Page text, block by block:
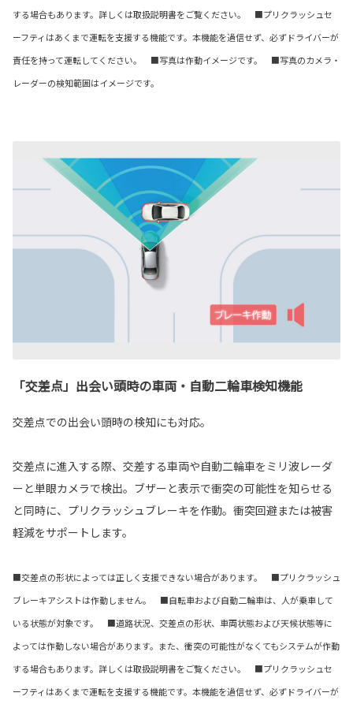
する場合もあります。詳しくは取扱説明書をご覧ください。 ■プリクラッシュセ
ーフティはあくまで運転を支援する機能です。本機能を過信せず、必ずドライバーが
責任を持って運転してください。 ■写真は作動イメージです。 ■写真のカメラ・
レーダーの検知範囲はイメージです。
「交差点」出会い頭時の車両・自動二輪車検知機能
交差点での出会い頭時の検知にも対応。
交差点に進入する際、交差する車両や自動二輪車をミリ波レーダ
ーと単眼カメラで検出。ブザーと表示で衝突の可能性を知らせる
と同時に、プリクラッシュブレーキを作動。衝突回避または被害
軽減をサポートします。
■交差点の形状によっては正しく支援できない場合があります。 ■プリクラッシュ
ブレーキアシストは作動しません。 ■自転車および自動二輪車は、人が乗車して
いる状態が対象です。 ■道路状況、交差点の形状、車両状態および天候状態等に
よっては作動しない場合があります。また、衝突の可能性がなくてもシステムが作動
する場合もあります。詳しくは取扱説明書をご覧ください。 ■プリクラッシュセ
ーフティはあくまで運転を支援する機能です。本機能を過信せず、必ずドライバーが